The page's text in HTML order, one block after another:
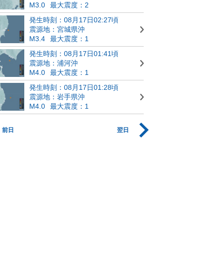
M3.0
最大震度：2
発生時刻：08月17日02:27頃
震源地：宮城県沖
M3.4
最大震度：1
発生時刻：08月17日01:41頃
震源地：浦河沖
M4.0
最大震度：1
発生時刻：08月17日01:28頃
震源地：岩手県沖
M4.0
最大震度：1
前日 翌日